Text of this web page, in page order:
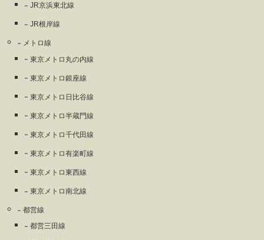
JR京浜東北線
JR根岸線
メトロ線
東京メトロ丸の内線
東京メトロ銀座線
東京メトロ日比谷線
東京メトロ半蔵門線
東京メトロ千代田線
東京メトロ有楽町線
東京メトロ東西線
東京メトロ南北線
都営線
都営三田線